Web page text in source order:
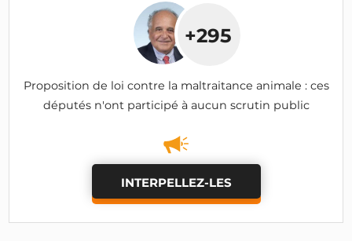
+295
Proposition de loi contre la maltraitance animale : ces
députés n'ont participé à aucun scrutin public
INTERPELLEZ-LES